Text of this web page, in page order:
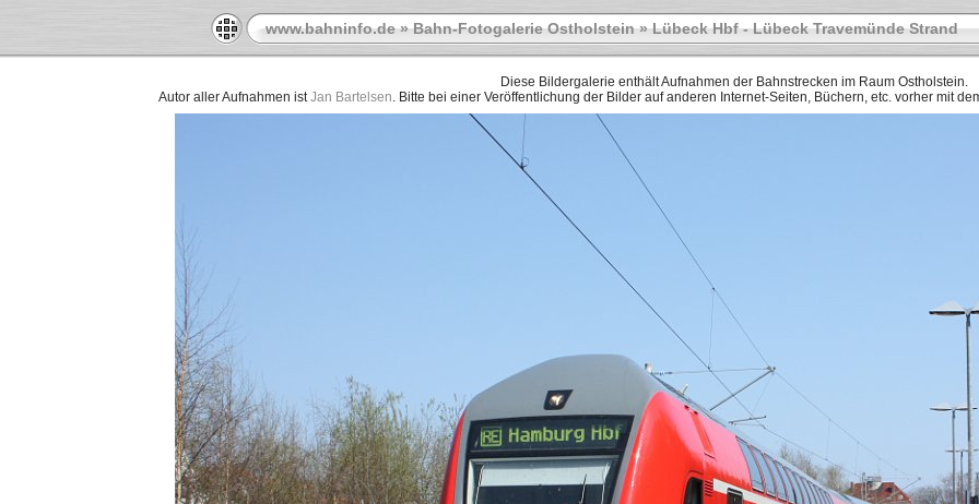
www.bahninfo.de»Bahn-Fotogalerie Ostholstein»Lübeck Hbf - Lübeck Travemünde Strand
Diese Bildergalerie enthält Aufnahmen der Bahnstrecken im Raum Ostholstein.
Autor aller Aufnahmen istJan Bartelsen. Bitte bei einer Veröffentlichung der Bilder auf anderen Internet-Seiten, Büchern, etc. vorher mit